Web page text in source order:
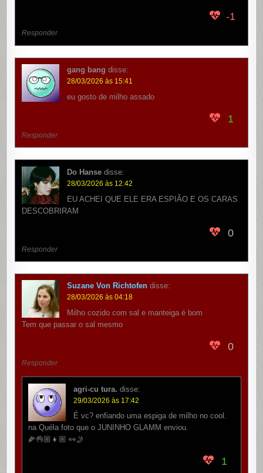
-1
Responder
gang bang disse:
28/03/2026 às 15:41
eu gosto de milho assado
1
Responder
Do Hanse disse:
28/03/2026 às 12:42
EU ACHEI QUE ELE ERA ESPIÃO E OS CARAS
DESCOBRIRAM
0
Responder
Suzane Von Richtofen disse:
28/03/2026 às 04:18
Milho cozido com sal e manteiga é bom
Tem que passar o sal mesmo
0
Responder
agri-cu tura. disse:
29/03/2026 às 17:42
É vc? enfiando uma espiga de milho no cool.
na Quéla foto que o JUNINHO GLAMM enviou.
🌽👌🏼👧🏼 👀🤳
1